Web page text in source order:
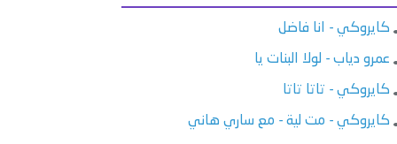
كايروكي - انا فاضل
عمرو دياب - لولا البنات يا
كايروكي - تاتا تاتا
كايروكي - مت لية - مع ساري هاني